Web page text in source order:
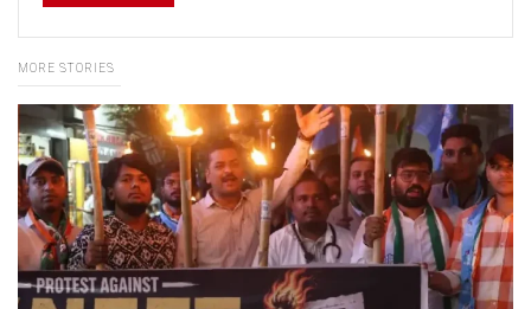
MORE STORIES